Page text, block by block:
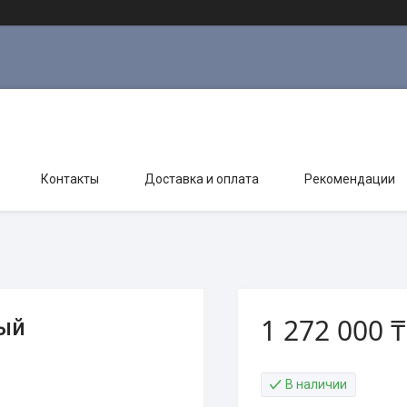
Контакты Доставка и оплата Рекомендации
1 272 000 ₸
В наличии